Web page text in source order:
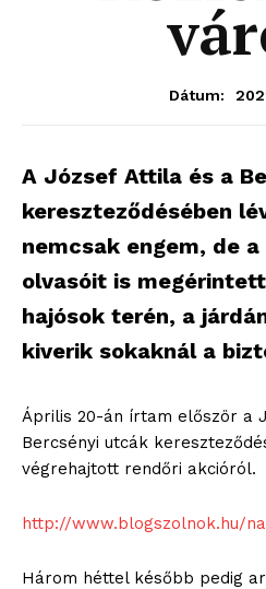
Dátum:
A József Attila és a
kereszteződésében
nemcsak engem, de
olvasóit is
hajósok terén, a
kiverik sokaknál a
Április 20-án írtam először a
Bercsényi utcák
végrehajtott rendőri akcióról.
http://www.blogszolnok.hu/
Három héttel később pedig